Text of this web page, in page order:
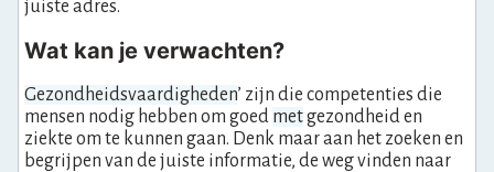
juiste adres.
Wat kan je verwachten?
Gezondheidsvaardigheden’ zijn die competenties die
mensen nodig hebben om goed metgezondheid en
ziekte om te kunnen gaan. Denk maar aan het zoeken en
begrijpen van de juiste informatie, de weg vinden naar